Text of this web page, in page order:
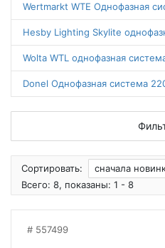
Wertmarkt WTE Однофазная
Hesby Lighting Skylite
Wolta WTL однофазная
Donel Однофазная система
Сортировать:
сначала
Всего: 8, показаны: 1 - 8
557499